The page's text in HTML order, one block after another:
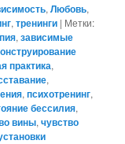
,Любовь,
,тренинги | Метки:
,зависимые
практика,
,
,психотренинг,
бессилия,
вины,чувство